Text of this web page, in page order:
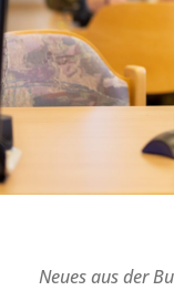
Neues aus der